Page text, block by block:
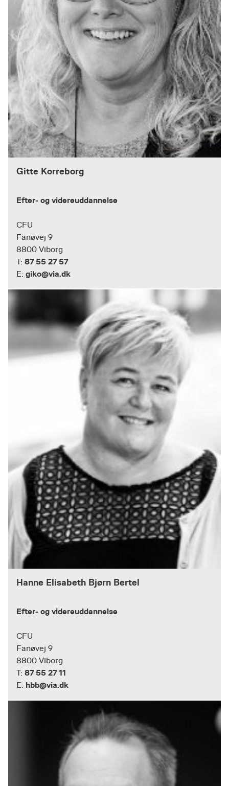
Gitte Korreborg
Efter- og videreuddannelse
CFU
Fanøvej 9
8800 Viborg
T: 87 55 27 57
E: giko@via.dk
Hanne Elisabeth Bjørn Bertel
Efter- og videreuddannelse
CFU
Fanøvej 9
8800 Viborg
T: 87 55 27 11
E: hbb@via.dk